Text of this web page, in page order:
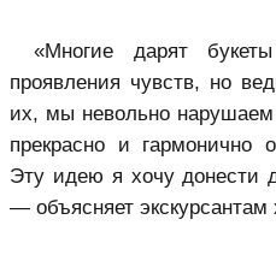
«Многие дарят
проявления чувств, но
их, мы невольно
прекрасно и гармонично
Эту идею я хочу донести
— объясняет экскурсантам